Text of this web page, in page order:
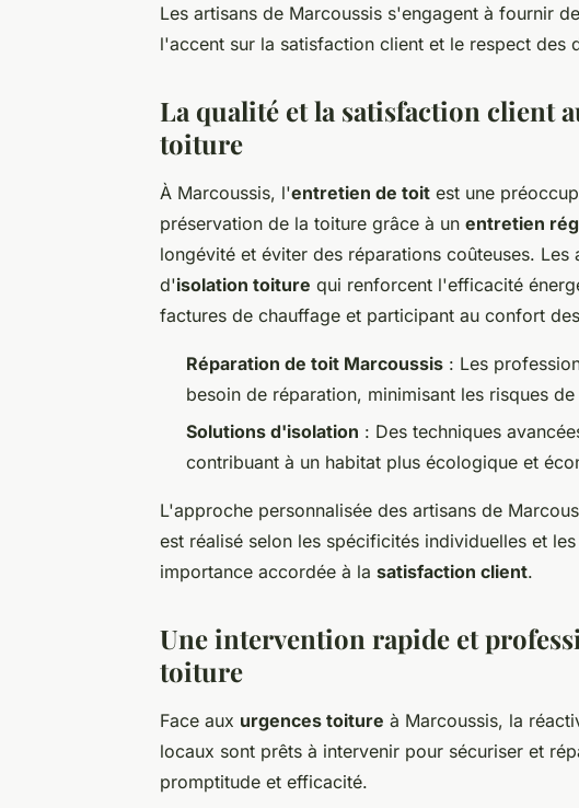
Les artisans de Marcoussis s'engagent à fournir
l'accent sur la satisfaction client et le respect des
La qualité et la satisfaction client
toiture
À Marcoussis, l'entretien de toit est une
préservation de la toiture grâce à un entretien
longévité et éviter des réparations coûteuses.
d'isolation toiture qui renforcent l'efficacité
factures de chauffage et participant au confort
Réparation de toit Marcoussis : Les
besoin de réparation, minimisant les risques
Solutions d'isolation : Des techniques
contribuant à un habitat plus écologique et
L'approche personnalisée des artisans de
est réalisé selon les spécificités individuelles et
importance accordée à la satisfaction client.
Une intervention rapide et
toiture
Face aux urgences toiture à Marcoussis, la
locaux sont prêts à intervenir pour sécuriser et
promptitude et efficacité.